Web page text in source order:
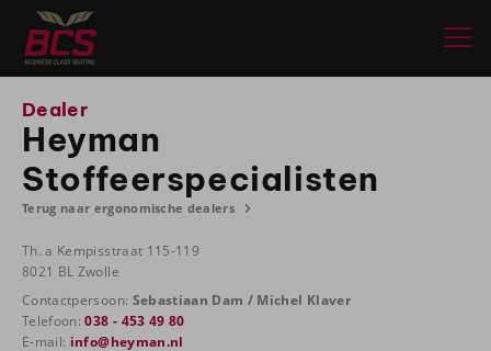
Dealer
Heyman
Stoffeerspecialisten
Terug naar ergonomische dealers
Th. a Kempisstraat 115-119
8021 BL Zwolle
Contactpersoon: Sebastiaan Dam / Michel Klaver
Telefoon:038 - 453 49 80
E-mail: info@heyman.nl